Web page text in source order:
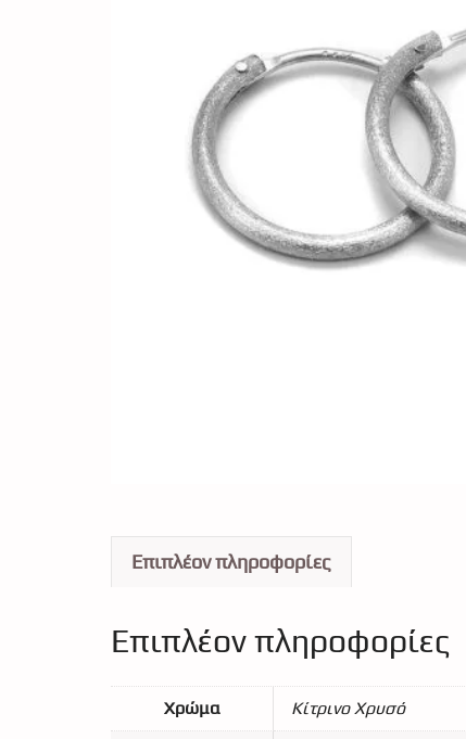
Επιπλέον πληροφορίες
Επιπλέον πληροφορίες
Χρώμα Κίτρινο Χρυσό